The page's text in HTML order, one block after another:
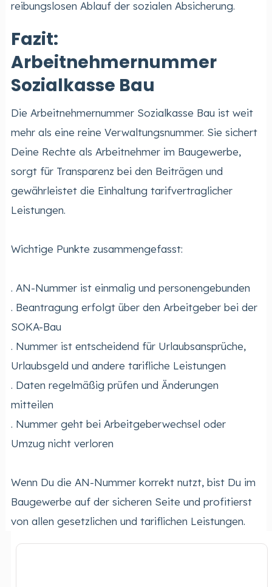
reibungslosen Ablauf der sozialen Absicherung.
Fazit:
Arbeitnehmernummer
Sozialkasse Bau
Die Arbeitnehmernummer Sozialkasse Bau ist weit
mehr als eine reine Verwaltungsnummer. Sie sichert
Deine Rechte als Arbeitnehmer im Baugewerbe,
sorgt für Transparenz bei den Beiträgen und
gewährleistet die Einhaltung tarifvertraglicher
Leistungen.
Wichtige Punkte zusammengefasst:
. AN-Nummer ist einmalig und personengebunden
. Beantragung erfolgt über den Arbeitgeber bei der
SOKA-Bau
. Nummer ist entscheidend für Urlaubsansprüche,
Urlaubsgeld und andere tarifliche Leistungen
. Daten regelmäßig prüfen und Änderungen
mitteilen
. Nummer geht bei Arbeitgeberwechsel oder
Umzug nicht verloren
Wenn Du die AN-Nummer korrekt nutzt, bist Du im
Baugewerbe auf der sicheren Seite und profitierst
von allen gesetzlichen und tariflichen Leistungen.